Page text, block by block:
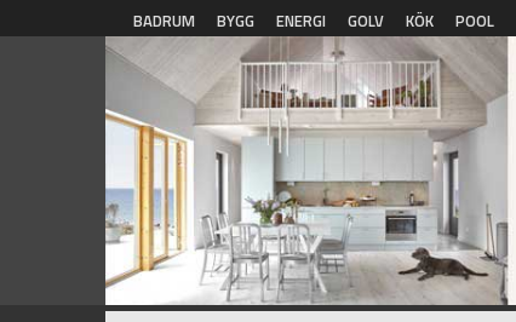
Hoppa till huvudinnehåll
BADRUM BYGG ENERGI GOLV KÖK POOL